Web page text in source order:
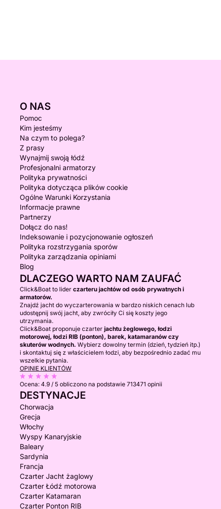
O NAS
Pomoc
Kim jesteśmy
Na czym to polega?
Z prasy
Wynajmij swoją łódź
Profesjonalni armatorzy
Polityka prywatności
Polityka dotycząca plików cookie
Ogólne Warunki Korzystania
Informacje prawne
Partnerzy
Dołącz do nas!
Indeksowanie i pozycjonowanie ogłoszeń
Polityka rozstrzygania sporów
Polityka zarządzania opiniami
Blog
DLACZEGO WARTO NAM ZAUFAĆ
Click&Boat to lider czarteru jachtów od osób prywatnych i
armatorów.
Znajdź jacht do wyczarterowania w bardzo niskich cenach lub
udostępnij swój jacht, aby zwróciły Ci się koszty jego
utrzymania.
Click&Boat proponuje czarter jachtu żeglowego, łodzi
motorowej, łodzi RIB (ponton), barek, katamaranów czy
skuterów wodnych. Wybierz dowolny termin (dzień, tydzień itp.)
i skontaktuj się z właścicielem łodzi, aby bezpośrednio zadać mu
wszelkie pytania.
OPINIE KLIENTÓW
Ocena: 4.9 / 5 obliczono na podstawie 713471 opinii
DESTYNACJE
Chorwacja
Grecja
Włochy
Wyspy Kanaryjskie
Baleary
Sardynia
Francja
Czarter Jacht żaglowy
Czarter Łódź motorowa
Czarter Katamaran
Czarter Ponton RIB